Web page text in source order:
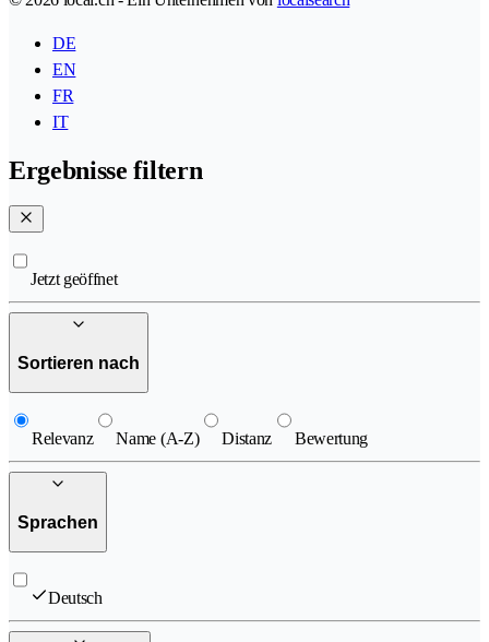
DE
EN
FR
IT
Ergebnisse filtern
Jetzt geöffnet
Sortieren nach
Relevanz Name (A-Z) Distanz Bewertung
Sprachen
Deutsch